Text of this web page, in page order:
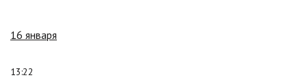
16 января
13:22